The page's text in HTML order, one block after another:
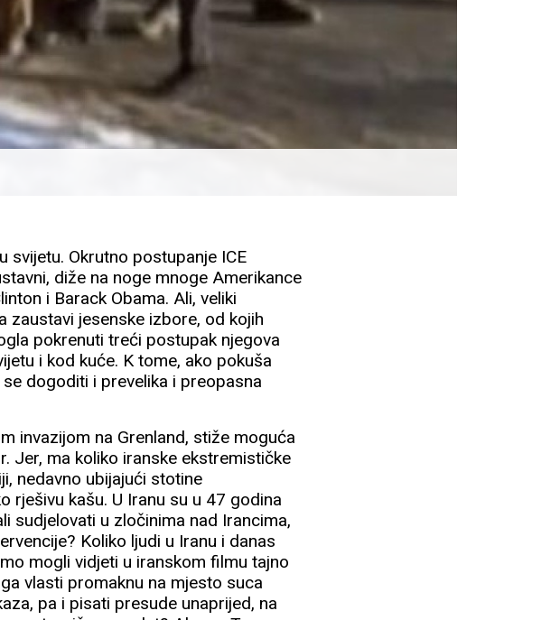
svijetu. Okrutno postupanje ICE
diže na noge mnoge Amerikance
i Barack Obama. Ali, veliki
jesenske izbore, od kojih
pokrenuti treći postupak njegova
i kod kuće. K tome, ako pokuša
dogoditi i prevelika i preopasna
invazijom na Grenland, stiže moguća
Jer, ma koliko iranske ekstremističke
nedavno ubijajući stotine
rješivu kašu. U Iranu su u 47 godina
sudjelovati u zločinima nad Irancima,
Koliko ljudi u Iranu i danas
mogli vidjeti u iranskom filmu tajno
vlasti promaknu na mjesto suca
pa i pisati presude unaprijed, na